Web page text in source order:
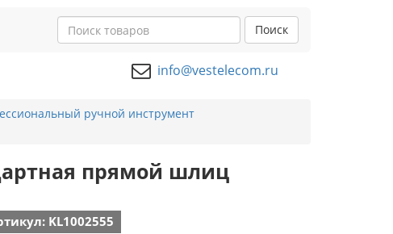
Поиск
info@vestelecom.ru
ручной инструмент
прямой шлиц
KL1002555